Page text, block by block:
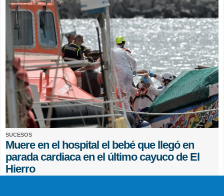
SUCESOS
Muere en el hospital el bebé que llegó en
parada cardiaca en el último cayuco de El
Hierro